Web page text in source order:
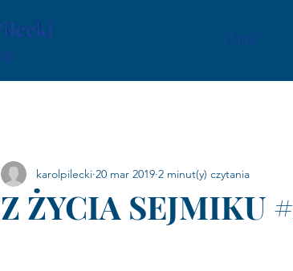
O MNIE
Z ŻYCIA SEJMIKU
karolpilecki 20 mar 2019 2 minut(y) czytania